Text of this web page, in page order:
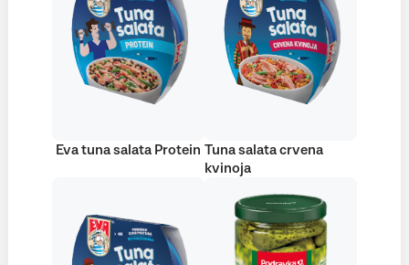
Eva tuna salata Protein Tuna salata crvena
kvinoja